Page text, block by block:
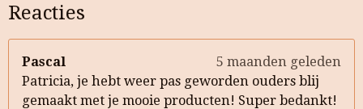
Reacties
Pascal
5 maanden geleden
Patricia, je hebt weer pas geworden ouders blij
gemaakt met je mooie producten! Super bedankt!